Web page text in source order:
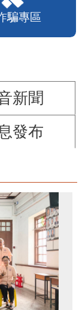
騙專區
新聞
發布